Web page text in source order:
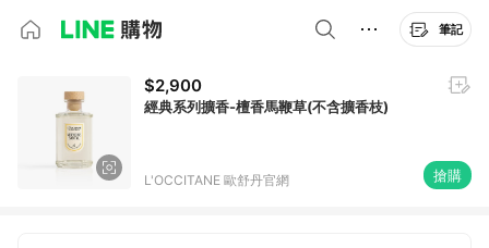
筆記
$2,900
經典系列擴香-檀香馬鞭草(不含擴香枝)
L'OCCITANE 歐舒丹官網 搶購